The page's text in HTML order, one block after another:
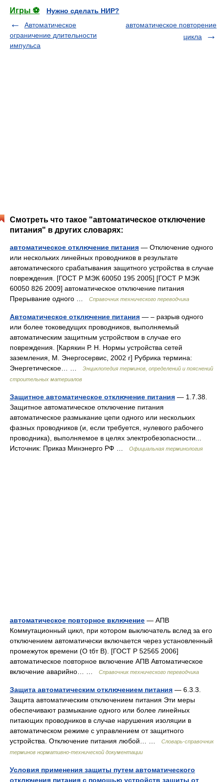
Игры ⚽
Нужно сделать НИР?
Автоматическое
ограничение длительности
импульса
автоматическое повторение
цикла
Смотреть что такое "автоматическое отключение
питания" в других словарях:
автоматическое отключение питания — Отключение одного
или нескольких линейных проводников в результате
автоматического срабатывания защитного устройства в случае
повреждения. [ГОСТ Р МЭК 60050 195 2005] [ГОСТ Р МЭК
60050 826 2009] автоматическое отключение питания
Прерывание одного …
Справочник технического переводчика
Автоматическое отключение питания — – разрыв одного
или более токоведущих проводников, выполняемый
автоматическим защитным устройством в случае его
повреждения. [Карякин Р. Н. Нормы устройства сетей
заземления, М. Энергосервис, 2002 г] Рубрика термина:
Энергетическое… …
Энциклопедия терминов, определений и пояснений
строительных материалов
Защитное автоматическое отключение питания — 1.7.38.
Защитное автоматическое отключение питания
автоматическое размыкание цепи одного или нескольких
фазных проводников (и, если требуется, нулевого рабочего
проводника), выполняемое в целях электробезопасности...
Источник: Приказ Минэнерго РФ …
Официальная терминология
автоматическое повторное включение — АПВ
Коммутационный цикл, при котором выключатель вслед за его
отключением автоматически включается через установленный
промежуток времени (О tбт В). [ГОСТ Р 52565 2006]
автоматическое повторное включение АПВ Автоматическое
включение аварийно… …
Справочник технического переводчика
Защита автоматическим отключением питания — 6.3.3.
Защита автоматическим отключением питания Эти меры
обеспечивают размыкание одного или более линейных
питающих проводников в случае нарушения изоляции в
автоматическом режиме с управлением от защитного
устройства. Отключение питания любой… …
Словарь-справочник
терминов нормативно-технической документации
Условия применения защиты путем автоматического
отключения питания с помощью устройств защиты от